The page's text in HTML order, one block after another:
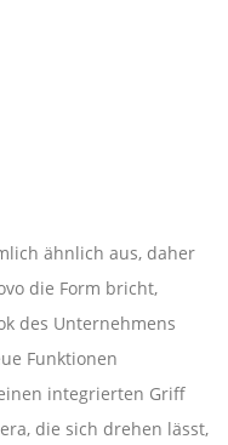
ähnlich aus, daher
die Form bricht,
des Unternehmens
Funktionen
integrierten Griff
die sich drehen lässt,